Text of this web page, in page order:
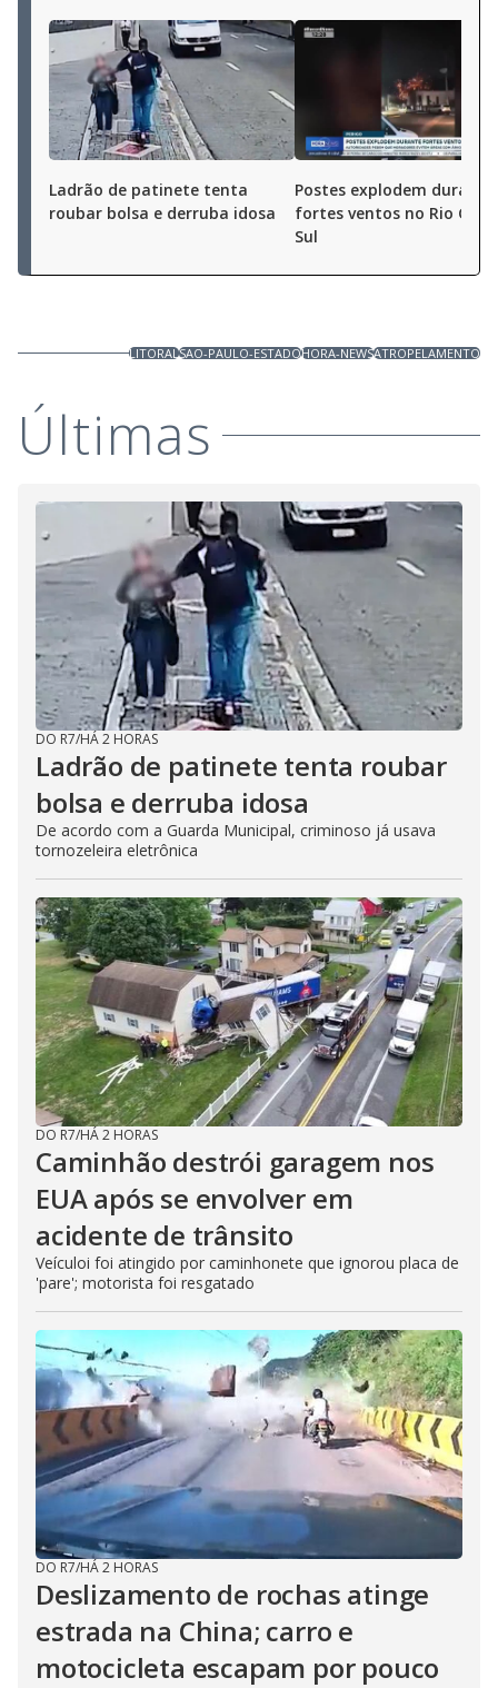
Ladrão de patinete tenta
roubar bolsa e derruba idosa
Postes explodem durante
fortes ventos no Rio
Sul
LITORALSAO-PAULO-ESTADOHORA-NEWSATROPELAMENTO
Últimas
DO R7/HÁ 2 HORAS
Ladrão de patinete tenta roubar
bolsa e derruba idosa
De acordo com a Guarda Municipal, criminoso já usava
tornozeleira eletrônica
DO R7/HÁ 2 HORAS
Caminhão destrói garagem nos
EUA após se envolver em
acidente de trânsito
Veículoi foi atingido por caminhonete que ignorou placa de
'pare'; motorista foi resgatado
DO R7/HÁ 2 HORAS
Deslizamento de rochas atinge
estrada na China; carro e
motocicleta escapam por pouco